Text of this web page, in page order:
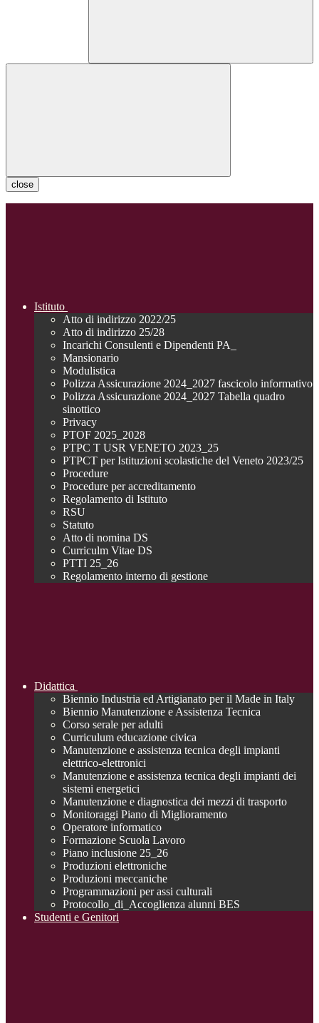
close
Istituto
Atto di indirizzo 2022/25
Atto di indirizzo 25/28
Incarichi Consulenti e Dipendenti PA_
Mansionario
Modulistica
Polizza Assicurazione 2024_2027 fascicolo informativo
Polizza Assicurazione 2024_2027 Tabella quadro
sinottico
Privacy
PTOF 2025_2028
PTPC T USR VENETO 2023_25
PTPCT per Istituzioni scolastiche del Veneto 2023/25
Procedure
Procedure per accreditamento
Regolamento di Istituto
RSU
Statuto
Atto di nomina DS
Curriculm Vitae DS
PTTI 25_26
Regolamento interno di gestione
Didattica
Biennio Industria ed Artigianato per il Made in Italy
Biennio Manutenzione e Assistenza Tecnica
Corso serale per adulti
Curriculum educazione civica
Manutenzione e assistenza tecnica degli impianti
elettrico-elettronici
Manutenzione e assistenza tecnica degli impianti dei
sistemi energetici
Manutenzione e diagnostica dei mezzi di trasporto
Monitoraggi Piano di Miglioramento
Operatore informatico
Formazione Scuola Lavoro
Piano inclusione 25_26
Produzioni elettroniche
Produzioni meccaniche
Programmazioni per assi culturali
Protocollo_di_Accoglienza alunni BES
Studenti e Genitori